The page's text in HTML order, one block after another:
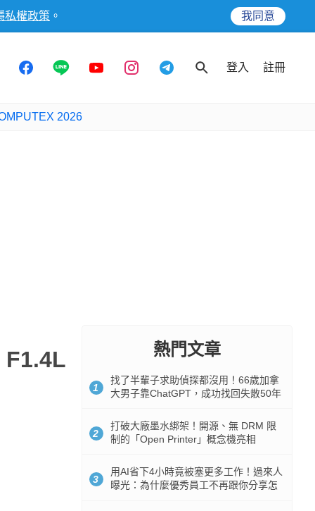
私權政策 。 我同意
登入 註冊
2026
F1.4L
熱門文章
1
找了半輩子求助偵探都沒用！66歲加拿
大男子靠ChatGPT，成功找回失散50年
2
打破大廠墨水綁架！開源、無 DRM 限
制的「Open Printer」概念機亮相
3
用AI省下4小時竟被塞更多工作！過來人
曝光：為什麼優秀員工不再跟你分享怎